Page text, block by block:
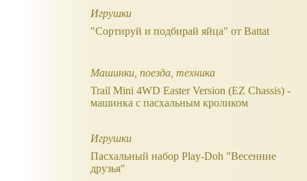
Игрушки
"Сортируй и подбирай яйца" от Battat
Машинки, поезда, техника
Trail Mini 4WD Easter Version (EZ Chassis) -
машинка с пасхальным кроликом
Игрушки
Пасхальный набор Play-Doh "Весенние
друзья"